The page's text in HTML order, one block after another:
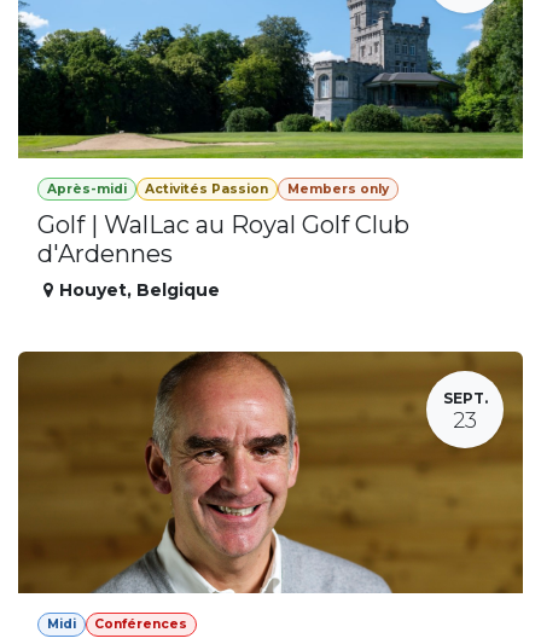
Après-midi Activités Passion Members only
Golf | WalLac au Royal Golf Club
d'Ardennes
Houyet, Belgique
SEPT.
23
Midi Conférences